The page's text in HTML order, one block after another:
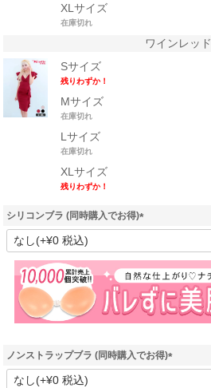
XLサイズ
在庫切れ
ワインレッド
Sサイズ
残りわずか！
Mサイズ
在庫切れ
Lサイズ
在庫切れ
XLサイズ
残りわずか！
シリコンブラ (同時購入でお得)
(
須
)
ノンストラップブラ (同時購入でお得)
(